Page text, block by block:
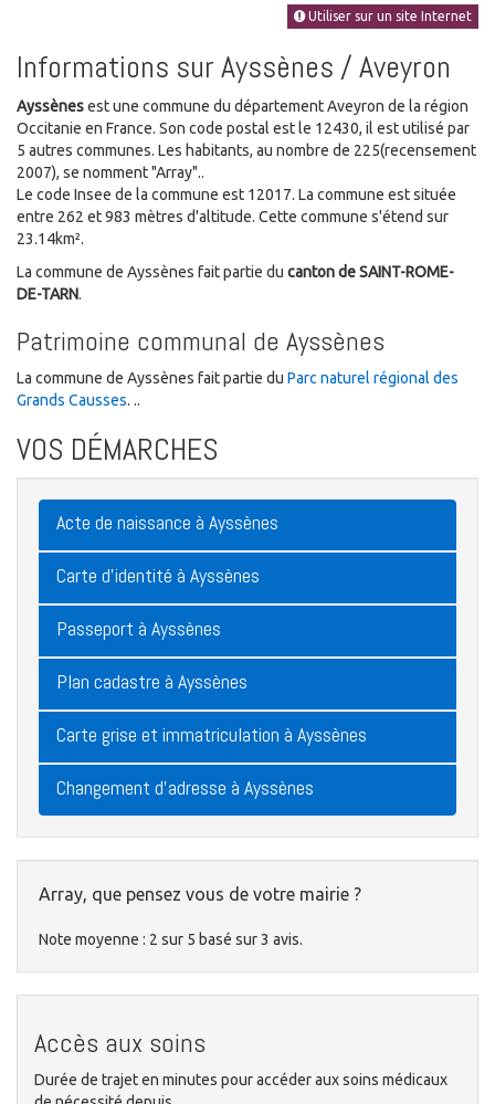
Utiliser sur un site Internet
Informations sur Ayssènes / Aveyron
Ayssènesest une commune du département Aveyron de la région
Occitanie en France. Son code postal est le 12430, il est utilisé par
5 autres communes. Les habitants, au nombre de 225(recensement
2007), se nomment "Array"..
Le code Insee de la commune est 12017. La commune est située
entre 262 et 983 mètres d'altitude. Cette commune s'étend sur
23.14km².
La commune de Ayssènes fait partie du canton de SAINT-ROME-
DE-TARN.
Patrimoine communal de Ayssènes
La commune de Ayssènes fait partie du Parc naturel régional des
Grands Causses. ..
VOS DÉMARCHES
Acte de naissance à Ayssènes
Carte d'identité à Ayssènes
Passeport à Ayssènes
Plan cadastre à Ayssènes
Carte grise et immatriculation à Ayssènes
Changement d'adresse à Ayssènes
Array, que pensez vous de votre mairie ?
Note moyenne : 2 sur 5 basé sur3 avis.
Accès aux soins
Durée de trajet en minutes pour accéder aux soins médicaux